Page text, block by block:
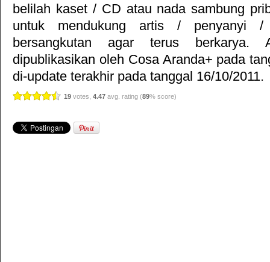
belilah kaset / CD atau nada sambung
untuk mendukung artis / penyanyi
bersangkutan agar terus berkarya.
dipublikasikan oleh Cosa Aranda+ pada
di-update terakhir pada tanggal 16/10/2011.
19 votes, 4.47 avg. rating (89% score)